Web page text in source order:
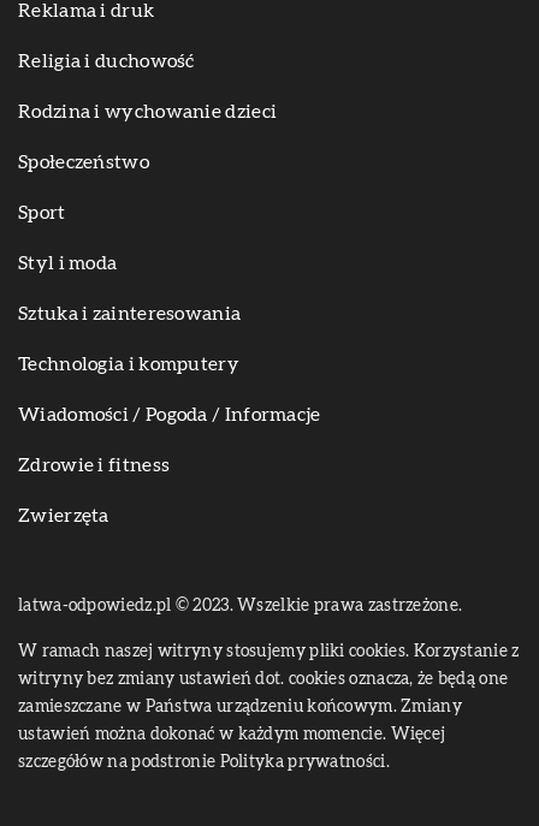
Reklama i druk
Religia i duchowość
Rodzina i wychowanie dzieci
Społeczeństwo
Sport
Styl i moda
Sztuka i zainteresowania
Technologia i komputery
Wiadomości / Pogoda / Informacje
Zdrowie i fitness
Zwierzęta
latwa-odpowiedz.pl © 2023. Wszelkie prawa zastrzeżone.
W ramach naszej witryny stosujemy pliki cookies. Korzystanie z
witryny bez zmiany ustawień dot. cookies oznacza, że będą one
zamieszczane w Państwa urządzeniu końcowym. Zmiany
ustawień można dokonać w każdym momencie. Więcej
szczegółów na podstronie Polityka prywatności.